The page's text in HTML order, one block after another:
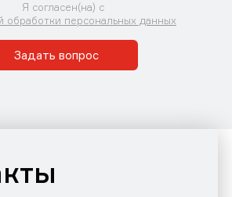
Я согласен(на) с
обработки персональных данных
Задать вопрос